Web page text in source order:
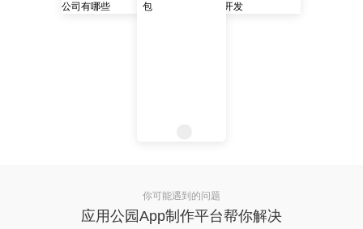
你可能遇到的问题
应用公园App制作平台帮你解决